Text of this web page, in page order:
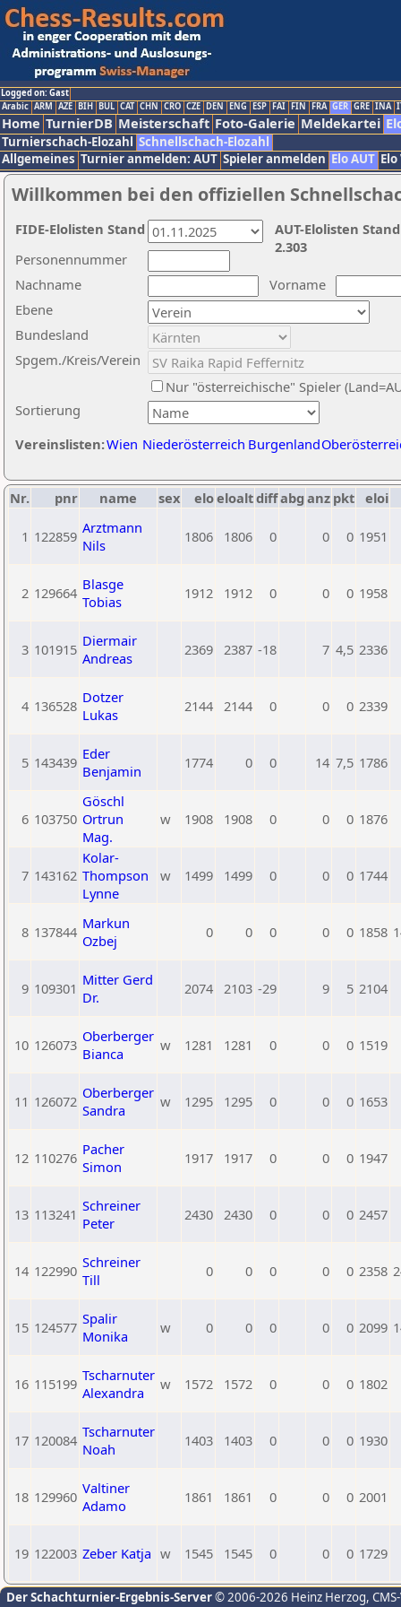
Logged on: Gast
Arabic ARM AZE BIH BUL CAT CHN CRO CZE DEN ENG ESP FAI FIN FRA GER GRE INA
Home TurnierDB Meisterschaft Foto-Galerie Meldekartei
Turnierschach-Elozahl Schnellschach-Elozahl
Allgemeines Turnier anmelden: AUT Spieler anmelden Elo AUT
Willkommen bei den offiziellen
Nachname
Vorname
Ebene
Sortierung
Personennummer
Bundesland
Spgem./Kreis/Verein
Nur "österreichische" Spieler
Vereinslisten:Wien Niederösterreich Burgenland
AUT-Elolisten
2.303
FIDE-Elolisten Stand
Nr. pnr name sex eloeloaltdiffabg anz pkt eloi
1 122859 Arztmann
Nils
1806 1806 0 0 0 1951
2 129664 Blasge
Tobias
1912 1912 0 0 0 1958
3 101915 Diermair
Andreas
2369 2387 -18 7 4,5 2336
4 136528 Dotzer
Lukas
2144 2144 0 0 0 2339
5 143439 Eder
Benjamin
1774 0 0 14 7,5 1786
6 103750
Göschl
Ortrun
Mag.
w 1908 1908 0 0 0 1876
7 143162
Kolar-
Thompson
Lynne
w 1499 1499 0 0 0 1744
8 137844 Markun
Ozbej
0 0 0 0 0 1858
9 109301 Mitter Gerd
Dr.
2074 2103 -29 9 5 2104
10 126073 Oberberger
Bianca
w 1281 1281 0 0 0 1519
11 126072 Oberberger
Sandra
w 1295 1295 0 0 0 1653
12 110276 Pacher
Simon
1917 1917 0 0 0 1947
13 113241 Schreiner
Peter
2430 2430 0 0 0 2457
14 122990 Schreiner
Till
0 0 0 0 0 2358
15 124577 Spalir
Monika
w 0 0 0 0 0 2099
16 115199 Tscharnuter
Alexandra
w 1572 1572 0 0 0 1802
17 120084 Tscharnuter
Noah
1403 1403 0 0 0 1930
18 129960 Valtiner
Adamo
1861 1861 0 0 0 2001
19 122003 Zeber Katja w 1545 1545 0 0 0 1729
Der Schachturnier-Ergebnis-Server© 2006-2026 Heinz Herzog,